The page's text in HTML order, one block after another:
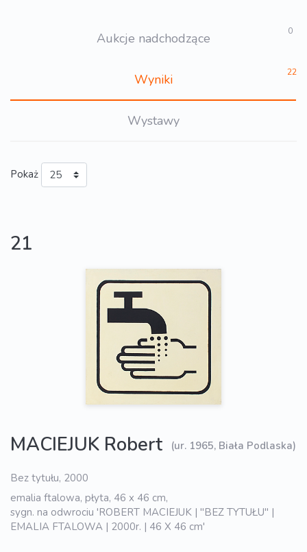
Aukcje nadchodzące 0
Wyniki 22
Wystawy
Pokaż
21
MACIEJUK Robert (ur. 1965, Biała Podlaska)
Bez tytułu, 2000
emalia ftalowa, płyta, 46 x 46 cm,
sygn. na odwrociu 'ROBERT MACIEJUK | "BEZ TYTUŁU" |
EMALIA FTALOWA | 2000r. | 46 X 46 cm'